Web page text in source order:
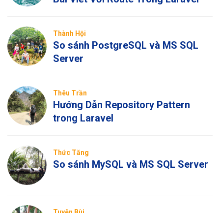
Thành Hội
So sánh PostgreSQL và MS SQL
Server
Thêu Trần
Hướng Dẫn Repository Pattern
trong Laravel
Thức Tăng
So sánh MySQL và MS SQL Server